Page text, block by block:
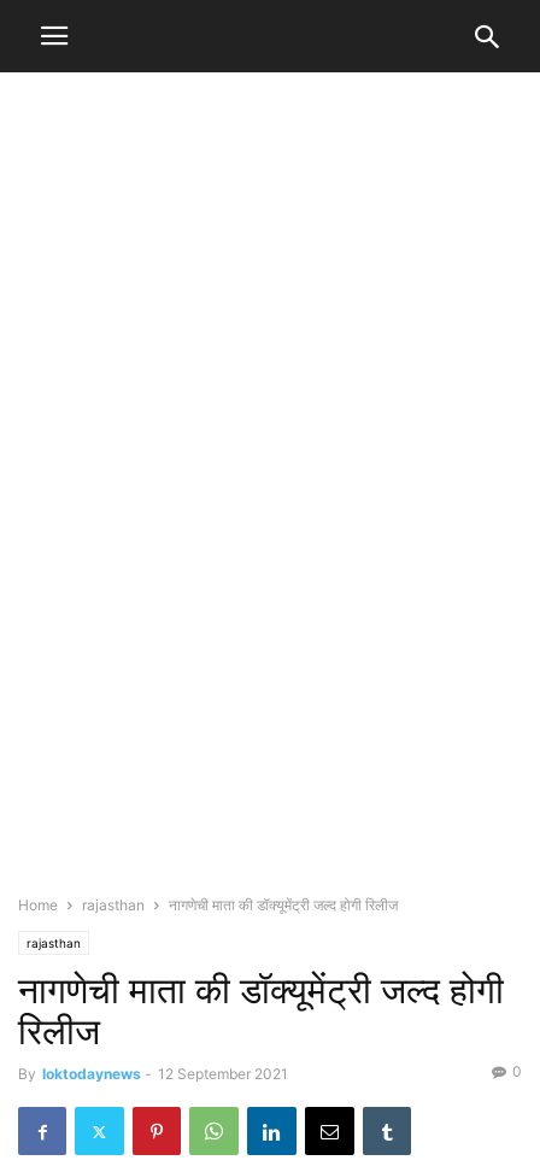
Home rajasthan नागणेची माता की डॉक्यूमेंट्री जल्द होगी रिलीज
rajasthan
नागणेची माता की डॉक्यूमेंट्री जल्द होगी
रिलीज
By loktodaynews - 12 September 2021 0